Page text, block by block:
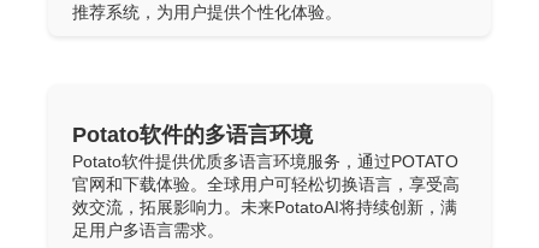
推荐系统，为用户提供个性化体验。
Potato软件的多语言环境
Potato软件提供优质多语言环境服务，通过POTATO
官网和下载体验。全球用户可轻松切换语言，享受高
效交流，拓展影响力。未来PotatoAI将持续创新，满
足用户多语言需求。